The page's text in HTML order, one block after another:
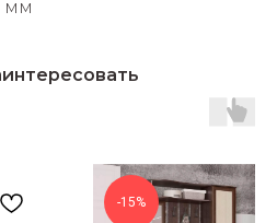
мм
-15%